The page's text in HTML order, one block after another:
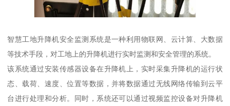
智慧工地升降机安全监测系统是一种利用物联网、云计算、大数据
等技术手段，对工地上的升降机进行实时监测和安全管理的系统。
该系统通过安装传感器设备在升降机上，实时采集升降机的运行状
态、载荷、速度、位置等数据，并将数据通过无线网络传输到云平
台进行处理和分析。同时，系统还可以通过视频监控设备对升降机